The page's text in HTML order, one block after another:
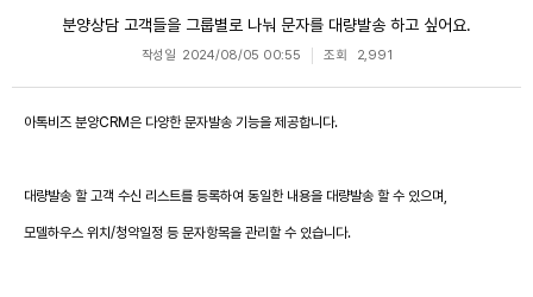
분양상담 고객들을 그룹별로 나눠 문자를 대량발송 하고 싶어요.
작성일 2024/08/05 00:55 조회 2,991
아톡비즈 분양CRM은 다양한 문자발송 기능을 제공합니다.
대량발송 할 고객 수신 리스트를 등록하여 동일한 내용을 대량발송 할 수 있으며,
모델하우스 위치/청약일정 등 문자항목을 관리할 수 있습니다.